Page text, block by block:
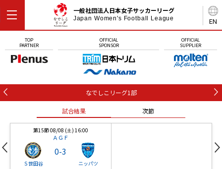
EN
一般社団法人日本女子サッカーリーグ
Japan Women's Football League
TOP
PARTNER
OFFICIAL
SPONSOR
OFFICIAL
SUPPLIER
なでしこリーグ1部
試合結果 次節
第15節 08/08 (土) 16:00
ＡＧＦ
Ｓ世田谷
0-3
ニッパツ